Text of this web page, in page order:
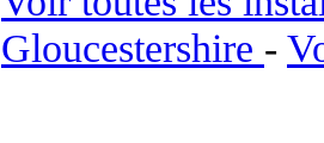
Gloucestershire -